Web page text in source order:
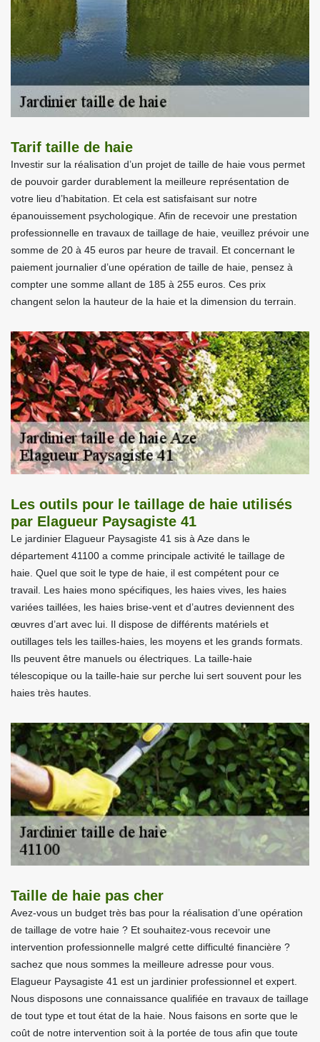
Tarif taille de haie
Investir sur la réalisation d’un projet de taille de haie vous permet
de pouvoir garder durablement la meilleure représentation de
votre lieu d’habitation. Et cela est satisfaisant sur notre
épanouissement psychologique. Afin de recevoir une prestation
professionnelle en travaux de taillage de haie, veuillez prévoir une
somme de 20 à 45 euros par heure de travail. Et concernant le
paiement journalier d’une opération de taille de haie, pensez à
compter une somme allant de 185 à 255 euros. Ces prix
changent selon la hauteur de la haie et la dimension du terrain.
Les outils pour le taillage de haie utilisés
par Elagueur Paysagiste 41
Le jardinier Elagueur Paysagiste 41 sis à Aze dans le
département 41100 a comme principale activité le taillage de
haie. Quel que soit le type de haie, il est compétent pour ce
travail. Les haies mono spécifiques, les haies vives, les haies
variées taillées, les haies brise-vent et d’autres deviennent des
œuvres d’art avec lui. Il dispose de différents matériels et
outillages tels les tailles-haies, les moyens et les grands formats.
Ils peuvent être manuels ou électriques. La taille-haie
télescopique ou la taille-haie sur perche lui sert souvent pour les
haies très hautes.
Taille de haie pas cher
Avez-vous un budget très bas pour la réalisation d’une opération
de taillage de votre haie ? Et souhaitez-vous recevoir une
intervention professionnelle malgré cette difficulté financière ?
sachez que nous sommes la meilleure adresse pour vous.
Elagueur Paysagiste 41 est un jardinier professionnel et expert.
Nous disposons une connaissance qualifiée en travaux de taillage
de tout type et tout état de la haie. Nous faisons en sorte que le
coût de notre intervention soit à la portée de tous afin que toute